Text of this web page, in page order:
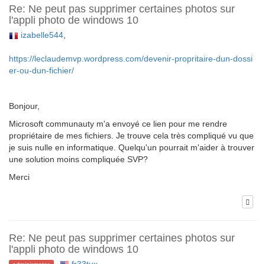
Re: Ne peut pas supprimer certaines photos sur
l'appli photo de windows 10
izabelle544,
https://leclaudemvp.wordpress.com/devenir-propritaire-dun-dossi
er-ou-dun-fichier/
Bonjour,
Microsoft communauty m'a envoyé ce lien pour me rendre
propriétaire de mes fichiers. Je trouve cela très compliqué vu que
je suis nulle en informatique. Quelqu'un pourrait m'aider à trouver
une solution moins compliquée SVP?
Merci
Re: Ne peut pas supprimer certaines photos sur
l'appli photo de windows 10